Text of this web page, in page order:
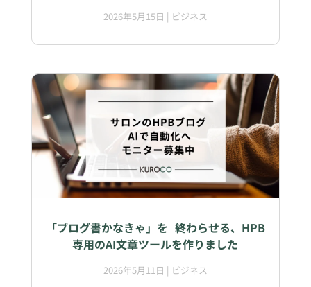
2026年5月15日 | ビジネス
「ブログ書かなきゃ」を 終わらせる、HPB
専用のAI文章ツールを作りました
2026年5月11日 | ビジネス